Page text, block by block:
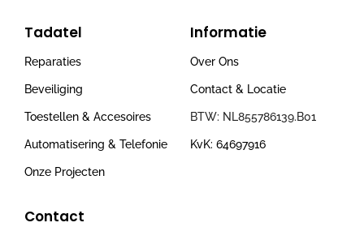
Tadatel
Reparaties
Beveiliging
Toestellen & Accesoires
Automatisering & Telefonie
Onze Projecten
Informatie
Over Ons
Contact & Locatie
BTW: NL855786139.B01
KvK: 64697916
Contact